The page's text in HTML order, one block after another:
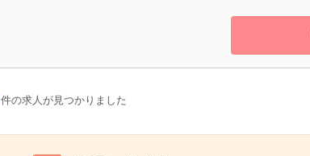
件の求人が見つかりました